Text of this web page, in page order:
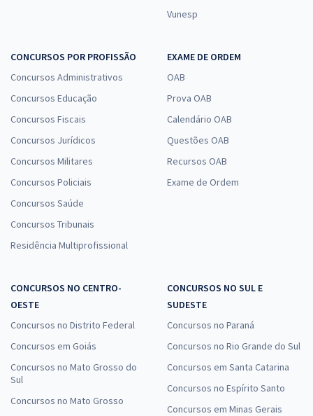
Vunesp
CONCURSOS POR PROFISSÃO
Concursos Administrativos
Concursos Educação
Concursos Fiscais
Concursos Jurídicos
Concursos Militares
Concursos Policiais
Concursos Saúde
Concursos Tribunais
Residência Multiprofissional
EXAME DE ORDEM
OAB
Prova OAB
Calendário OAB
Questões OAB
Recursos OAB
Exame de Ordem
CONCURSOS NO CENTRO-
OESTE
Concursos no Distrito Federal
Concursos em Goiás
Concursos no Mato Grosso do
Sul
Concursos no Mato Grosso
CONCURSOS NO SUL E
SUDESTE
Concursos no Paraná
Concursos no Rio Grande do Sul
Concursos em Santa Catarina
Concursos no Espírito Santo
Concursos em Minas Gerais